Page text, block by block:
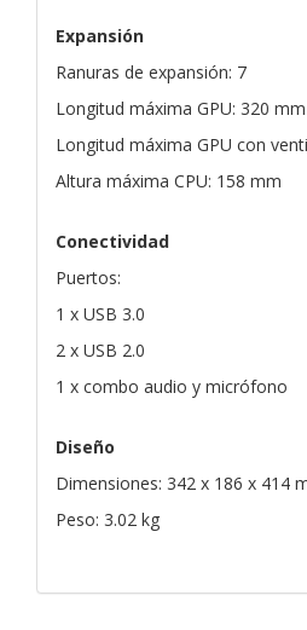
Expansión
Ranuras de expansión: 7
Longitud máxima GPU: 320 mm
Longitud máxima GPU con
Altura máxima CPU: 158 mm
Conectividad
Puertos:
1 x USB 3.0
2 x USB 2.0
1 x combo audio y micrófono
Diseño
Dimensiones: 342 x 186 x 414
Peso: 3.02 kg